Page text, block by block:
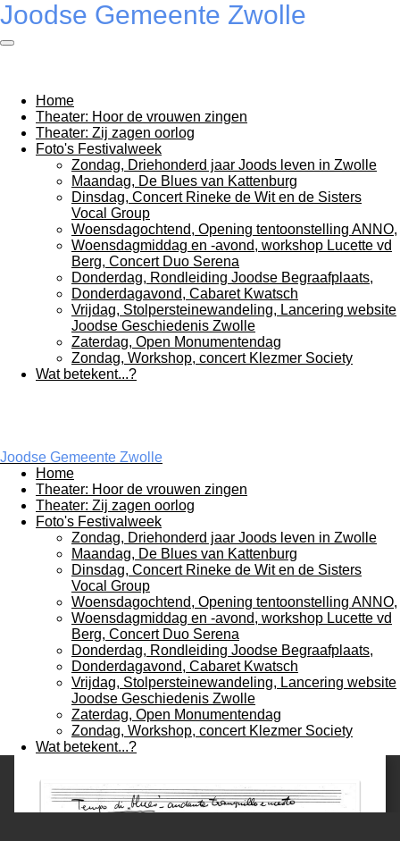
Ga
naar
Joodse Gemeente Zwolle
Home
Theater: Hoor de vrouwen zingen
Theater: Zij zagen oorlog
Foto's Festivalweek
Zondag, Driehonderd jaar Joods leven in Zwolle
Maandag, De Blues van Kattenburg
Dinsdag, Concert Rineke de Wit en de Sisters
Vocal Group
Woensdagochtend, Opening tentoonstelling ANNO,
Woensdagmiddag en -avond, workshop Lucette vd
Berg, Concert Duo Serena
Donderdag, Rondleiding Joodse Begraafplaats,
Donderdagavond, Cabaret Kwatsch
Vrijdag, Stolpersteinewandeling, Lancering website
Joodse Geschiedenis Zwolle
Zaterdag, Open Monumentendag
Zondag, Workshop, concert Klezmer Society
Wat betekent...?
Joodse Gemeente Zwolle
Home
Theater: Hoor de vrouwen zingen
Theater: Zij zagen oorlog
Foto's Festivalweek
Zondag, Driehonderd jaar Joods leven in Zwolle
Maandag, De Blues van Kattenburg
Dinsdag, Concert Rineke de Wit en de Sisters
Vocal Group
Woensdagochtend, Opening tentoonstelling ANNO,
Woensdagmiddag en -avond, workshop Lucette vd
Berg, Concert Duo Serena
Donderdag, Rondleiding Joodse Begraafplaats,
Donderdagavond, Cabaret Kwatsch
Vrijdag, Stolpersteinewandeling, Lancering website
Joodse Geschiedenis Zwolle
Zaterdag, Open Monumentendag
Zondag, Workshop, concert Klezmer Society
Wat betekent...?